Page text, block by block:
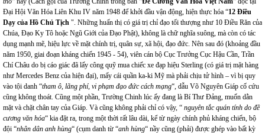
Đại Hội Văn Hóa Liên Khu IV năm 1948 để khởi đầu vận động, hiện thực hóa “12 Điều
Dạy của Hồ Chủ Tịch ". Những huấn thị có giá trị chỉ đạo tối thượng như 10 Điều Răn của
Chúa, Đạo Ky Tô hoặc Ngũ Giới của Đạo Phật), không là chữ nghĩa suông, mà còn có tác
dụng mạnh mẽ, hiệu lực về mặt chính trị, quân sự, xã hội, đạo đức. Nên sau đó (khoảng đầu
năm 1950, giai đoạn kháng chiến 1945 - 54), viên cán bộ Cục Trưởng Cục Hậu Cần, Trần
Chí Châu do bị cáo giác đã lấy công quỹ mua chiếc xe đạp hiệu Sterling (có giá trị mặt hàng
như Mercedes Benz của hiện đại), mấy cái quần ka-ki Mỹ mà phải chịu tử hình – vì bị quy
vào tội danh “tham ô, lãng phí, vi phạm đạo đức cách mạng“, dẫu Võ Nguyên Giáp cố cứu
cũng không thoát. Cũng một phần, Trường Chinh lúc ấy đang là Bí Thư Đảng, muốn dằn
mặt và chặt chân tay của Giáp. Và cũng không phải chỉ có vậy, “ nguyên tắc quán tính do đề
cương văn hóa“ kia đặt ra, trong một thời rất lâu dài, kể từ ngày chính phủ kháng chiến, bộ
đội “nhân dân anh hùng“ (cụm danh từ “anh hùng“ nầy cũng (phải) được ghép vào bất kỳ